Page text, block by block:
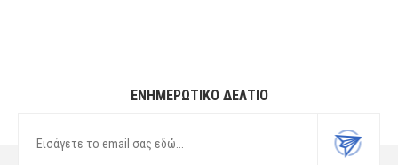
ΕΝΗΜΕΡΩΤΙΚΌ ΔΕΛΤΊΟ